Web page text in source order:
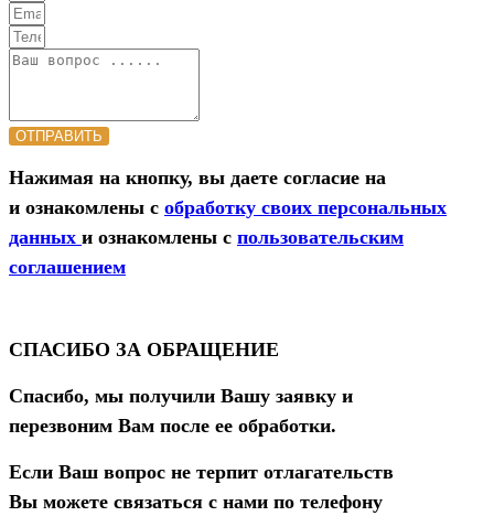
ОТПРАВИТЬ
Нажимая на кнопку, вы даете согласие на
и ознакомлены с обработку своих персональных
данных и ознакомлены с пользовательским
соглашением
СПАСИБО ЗА ОБРАЩЕНИЕ
Спасибо, мы получили Вашу заявку и
перезвоним Вам после ее обработки.
Если Ваш вопрос не терпит отлагательств
Вы можете связаться с нами по телефону